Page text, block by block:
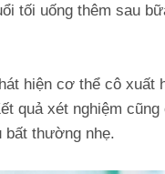
tối uống thêm sau
hiện cơ thể cô xuất
quả xét nghiệm
bất thường nhẹ.